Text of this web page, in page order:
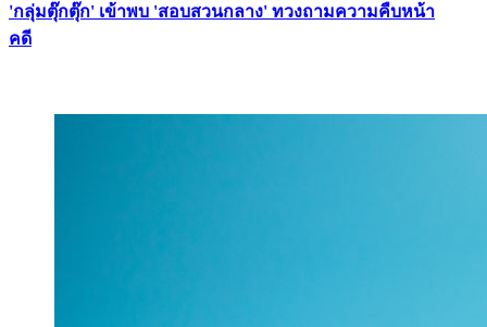
'กลุ่มตุ๊กตุ๊ก' เข้าพบ 'สอบสวนกลาง' ทวงถามความคืบหน้า
คดี